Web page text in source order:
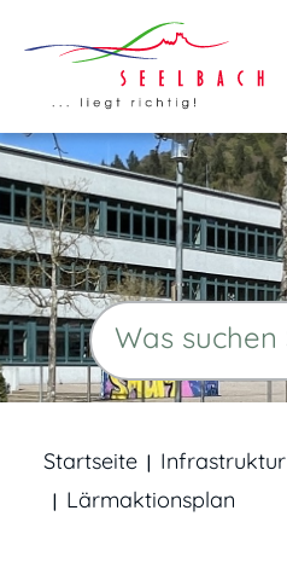
Startseite Infrastruktur
Lärmaktionsplan